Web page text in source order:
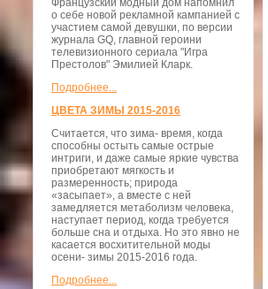
Французский модный дом напомнил
о себе новой рекламной кампанией с
участием самой девушки, по версии
журнала GQ, главной героини
телевизионного сериала "Игра
Престолов" Эмилией Кларк.
Подробнее...
ЦВЕТА ЗИМЫ 2015-2016
Считается, что зима- время, когда
способны остыть самые острые
интриги, и даже самые яркие чувства
приобретают мягкость и
размеренность; природа
«засыпает», а вместе с ней
замедляется метаболизм человека,
наступает период, когда требуется
больше сна и отдыха. Но это явно не
касается восхитительной моды
осени- зимы 2015-2016 года.
Подробнее...